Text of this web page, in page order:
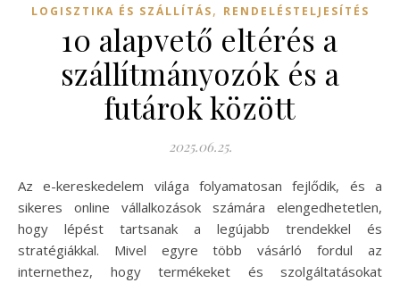
LOGISZTIKA ÉS SZÁLLÍTÁS, RENDELÉSTELJESÍTÉS
10 alapvető eltérés a
szállítmányozók és a
futárok között
2025.06.25.
Az e-kereskedelem világa folyamatosan fejlődik, és a
sikeres online vállalkozások számára elengedhetetlen,
hogy lépést tartsanak a legújabb trendekkel és
stratégiákkal. Mivel egyre több vásárló fordul az
internethez, hogy termékeket és szolgáltatásokat